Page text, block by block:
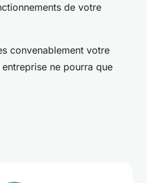
de votre
convenablement votre
ne pourra que